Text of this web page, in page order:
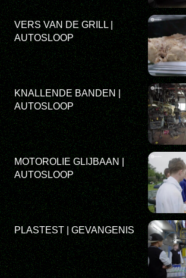
VERS VAN DE GRILL |
AUTOSLOOP
KNALLENDE BANDEN |
AUTOSLOOP
MOTOROLIE GLIJBAAN |
AUTOSLOOP
PLASTEST | GEVANGENIS